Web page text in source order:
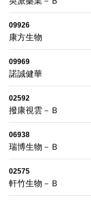
09926
康方生物
09969
諾誠健華
02592
撥康視雲－Ｂ
06938
瑞博生物－Ｂ
02575
軒竹生物－Ｂ